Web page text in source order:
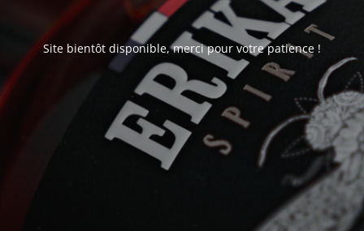
Site bientôt disponible, merci pour votre patience !